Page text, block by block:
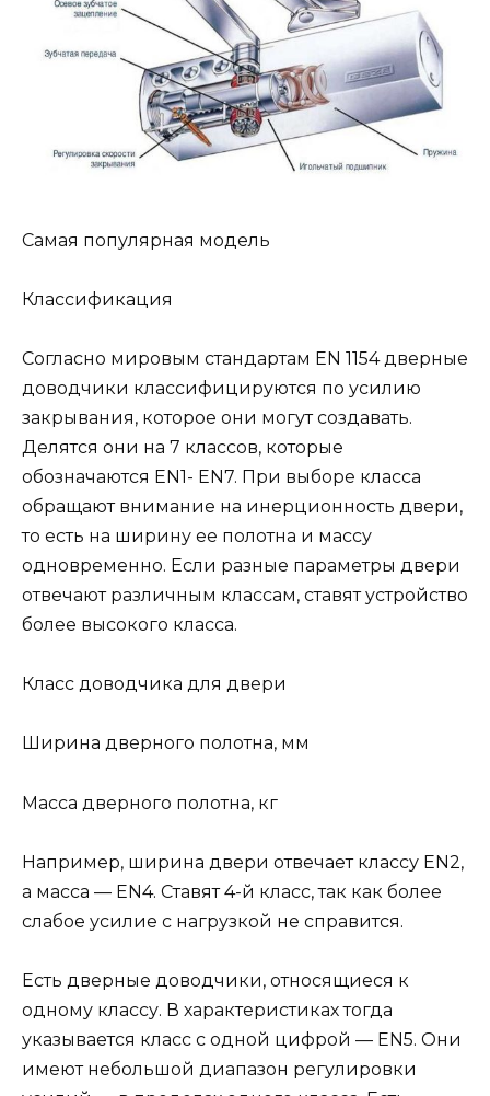
Самая популярная модель
Классификация
Согласно мировым стандартам EN 1154 дверные
доводчики классифицируются по усилию
закрывания, которое они могут создавать.
Делятся они на 7 классов, которые
обозначаются EN1- EN7. При выборе класса
обращают внимание на инерционность двери,
то есть на ширину ее полотна и массу
одновременно. Если разные параметры двери
отвечают различным классам, ставят устройство
более высокого класса.
Класс доводчика для двери
Ширина дверного полотна, мм
Масса дверного полотна, кг
Например, ширина двери отвечает классу EN2,
а масса — EN4. Ставят 4-й класс, так как более
слабое усилие с нагрузкой не справится.
Есть дверные доводчики, относящиеся к
одному классу. В характеристиках тогда
указывается класс с одной цифрой — EN5. Они
имеют небольшой диапазон регулировки